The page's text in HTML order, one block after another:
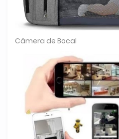
Câmera de Bocal